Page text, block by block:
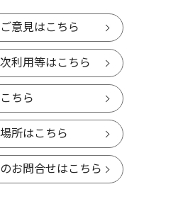
意見はこちら
利用等はこちら
ちら
所はこちら
お問合せはこちら